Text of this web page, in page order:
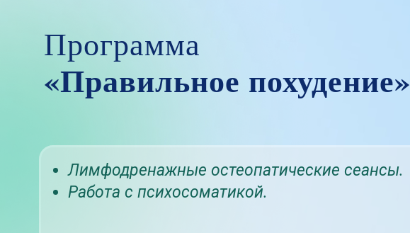
Программа
«Правильное похудение»
Лимфодренажные остеопатические сеансы.
Работа с психосоматикой.